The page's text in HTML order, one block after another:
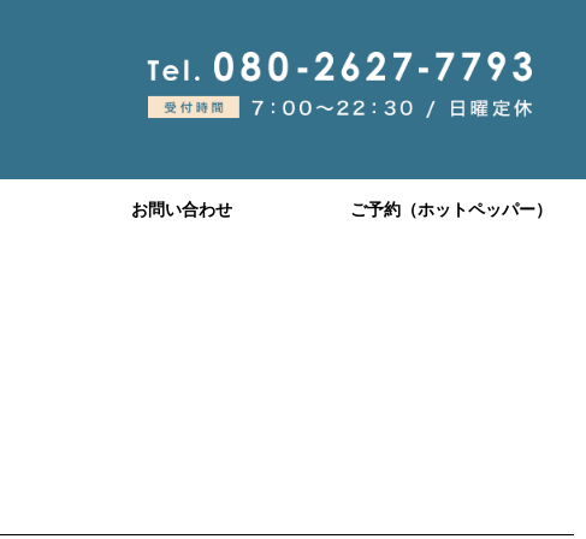
お問い合わせ ご予約（ホットペッパー）